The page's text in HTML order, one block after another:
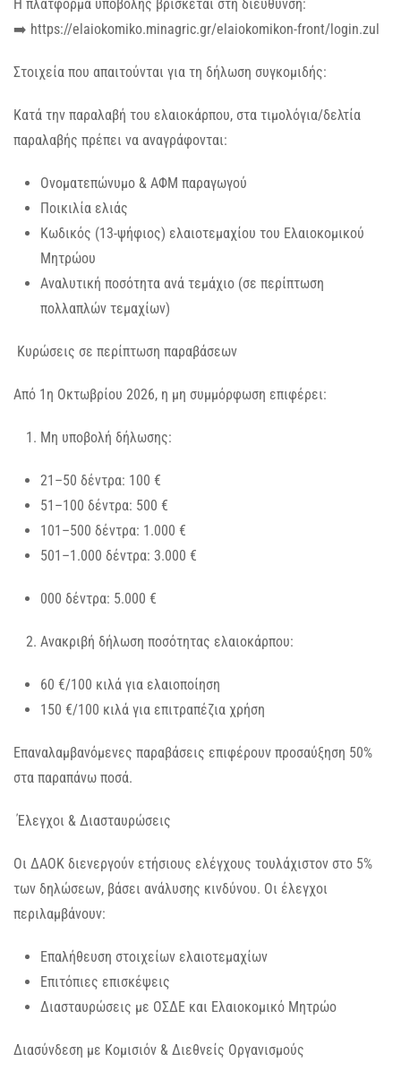
Η πλατφόρμα υποβολής βρίσκεται στη διεύθυνση:
➡️ https://elaiokomiko.minagric.gr/elaiokomikon-front/login.zul
Στοιχεία που απαιτούνται για τη δήλωση συγκομιδής:
Κατά την παραλαβή του ελαιοκάρπου, στα τιμολόγια/δελτία
παραλαβής πρέπει να αναγράφονται:
Ονοματεπώνυμο & ΑΦΜ παραγωγού
Ποικιλία ελιάς
Κωδικός (13-ψήφιος) ελαιοτεμαχίου του Ελαιοκομικού
Μητρώου
Αναλυτική ποσότητα ανά τεμάχιο (σε περίπτωση
πολλαπλών τεμαχίων)
Κυρώσεις σε περίπτωση παραβάσεων
Από 1η Οκτωβρίου 2026, η μη συμμόρφωση επιφέρει:
Μη υποβολή δήλωσης:
21–50 δέντρα: 100 €
51–100 δέντρα: 500 €
101–500 δέντρα: 1.000 €
501–1.000 δέντρα: 3.000 €
000 δέντρα: 5.000 €
Ανακριβή δήλωση ποσότητας ελαιοκάρπου:
60 €/100 κιλά για ελαιοποίηση
150 €/100 κιλά για επιτραπέζια χρήση
Επαναλαμβανόμενες παραβάσεις επιφέρουν προσαύξηση 50%
στα παραπάνω ποσά.
Έλεγχοι & Διασταυρώσεις
Οι ΔΑΟΚ διενεργούν ετήσιους ελέγχους τουλάχιστον στο 5%
των δηλώσεων, βάσει ανάλυσης κινδύνου. Οι έλεγχοι
περιλαμβάνουν:
Επαλήθευση στοιχείων ελαιοτεμαχίων
Επιτόπιες επισκέψεις
Διασταυρώσεις με ΟΣΔΕ και Ελαιοκομικό Μητρώο
Διασύνδεση με Κομισιόν & Διεθνείς Οργανισμούς